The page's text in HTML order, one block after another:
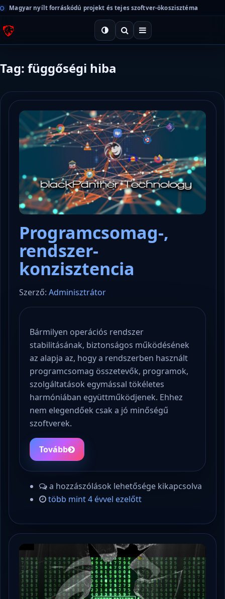
Magyar nyílt forráskódú projekt és tejes szoftver-ökoszisztéma
Tag: függőségi hiba
Programcsomag-,
rendszer-
konzisztencia
Szerző: Adminisztrátor
Bármilyen operációs rendszer
stabilitásának, biztonságos működésének
az alapja az, hogy a rendszerben használt
programcsomag összetevők, programok,
szolgáltatások egymással tökéletes
harmóniában együttműködjenek. Ehhez
nem elegendőek csak a jó minőségű
szoftverek.
Tovább
a hozzászólások lehetősége kikapcsolva
több mint 4 évvel ezelőtt